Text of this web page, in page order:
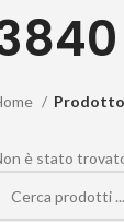
Prodotto
è stato